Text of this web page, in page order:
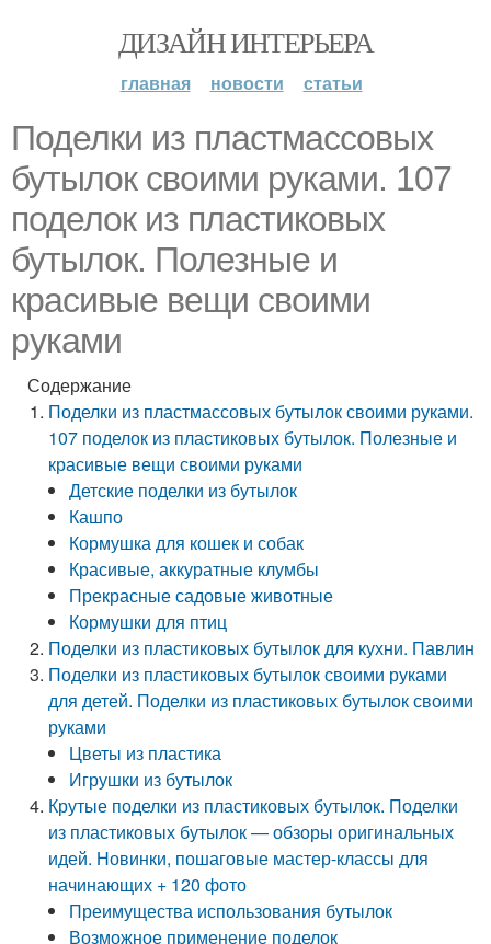
ДИЗАЙН ИНТЕРЬЕРА
главная новости статьи
Поделки из пластмассовых
бутылок своими руками. 107
поделок из пластиковых
бутылок. Полезные и
красивые вещи своими
руками
Содержание
Поделки из пластмассовых бутылок своими руками.
107 поделок из пластиковых бутылок. Полезные и
красивые вещи своими руками
Детские поделки из бутылок
Кашпо
Кормушка для кошек и собак
Красивые, аккуратные клумбы
Прекрасные садовые животные
Кормушки для птиц
Поделки из пластиковых бутылок для кухни. Павлин
Поделки из пластиковых бутылок своими руками
для детей. Поделки из пластиковых бутылок своими
руками
Цветы из пластика
Игрушки из бутылок
Крутые поделки из пластиковых бутылок. Поделки
из пластиковых бутылок — обзоры оригинальных
идей. Новинки, пошаговые мастер-классы для
начинающих + 120 фото
Преимущества использования бутылок
Возможное применение поделок